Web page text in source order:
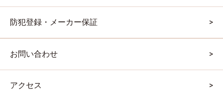
防犯登録・メーカー保証
お問い合わせ
アクセス